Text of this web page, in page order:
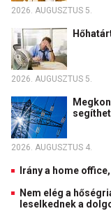
2026. AUGUSZTUS 5.
2026. AUGUSZTUS 5.
2026. AUGUSZTUS 4.
Irány a home
Nem elég a
leselkednek a